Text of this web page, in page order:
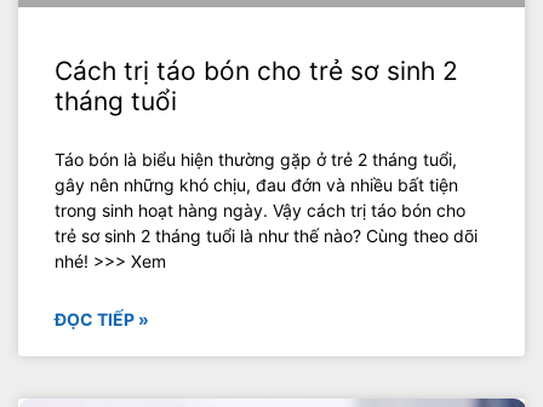
Cách trị táo bón cho trẻ sơ sinh 2
tháng tuổi
Táo bón là biểu hiện thường gặp ở trẻ 2 tháng tuổi,
gây nên những khó chịu, đau đớn và nhiều bất tiện
trong sinh hoạt hàng ngày. Vậy cách trị táo bón cho
trẻ sơ sinh 2 tháng tuổi là như thế nào? Cùng theo dõi
nhé! >>> Xem
ĐỌC TIẾP »